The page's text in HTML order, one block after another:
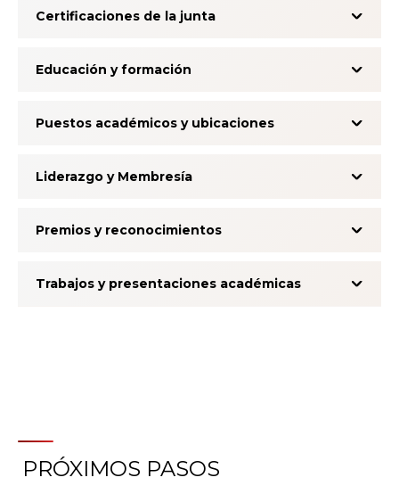
Certificaciones de la junta
Educación y formación
Puestos académicos y ubicaciones
Liderazgo y Membresía
Premios y reconocimientos
Trabajos y presentaciones académicas
Acerca del Sistema de
PRÓXIMOS PASOS